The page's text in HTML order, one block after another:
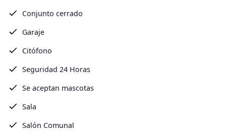
Conjunto cerrado
Garaje
Citófono
Seguridad 24 Horas
Se aceptan mascotas
Sala
Salón Comunal